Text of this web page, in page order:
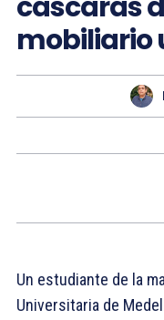
mobiliario
Un estudiante de la
Universitaria de